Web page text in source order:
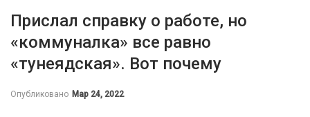
Прислал справку о работе, но
«коммуналка» все равно
«тунеядская». Вот почему
Опубликовано Мар 24, 2022